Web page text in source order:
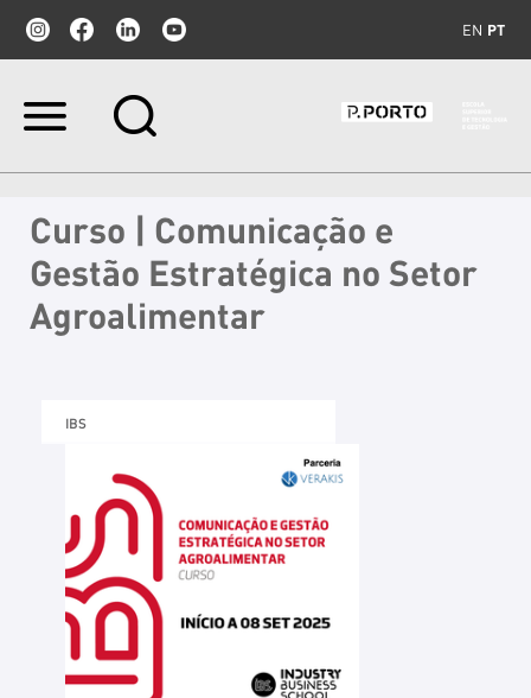
EN PT
Ir
Ir
para
navegação
Curso | Comunicação e
Gestão Estratégica no Setor
Agroalimentar
IBS